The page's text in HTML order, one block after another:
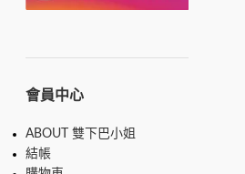
會員中心
ABOUT 雙下巴小姐
結帳